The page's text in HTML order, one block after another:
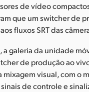
de vídeo
que um switcher de
fluxos SRT das
a galeria da unidade
de produção ao
mixagem visual, com o
de controle e